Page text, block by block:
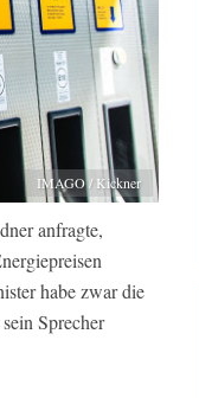
IMAGO / Kickner
anfragte,
habe zwar die
Sprecher